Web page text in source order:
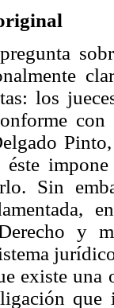
los
éste
Sin
y
existe una